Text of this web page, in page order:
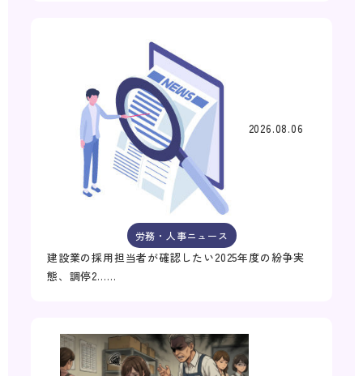
2026.08.06
労務・人事ニュース
建設業の採用担当者が確認したい2025年度の紛争実
態、調停2……